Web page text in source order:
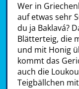
Wer in
auf etwas sehr
du ja Baklavá?
Blätterteig, die
und mit Honig
kommt das
auch die
Teigbällchen